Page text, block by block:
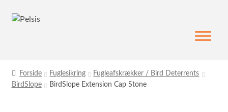
Spring
Spring
Forside Fuglesikring
Fugleafskrækker / Bird Deterrents
BirdSlope
BirdSlope Extension Cap Stone